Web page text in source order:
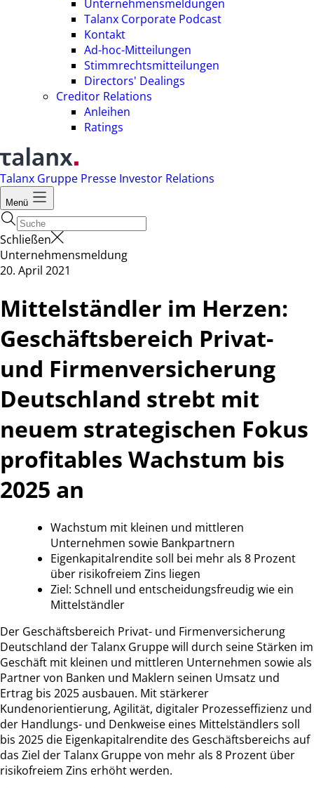
Unternehmensmeldungen
Talanx Corporate Podcast
Kontakt
Ad-hoc-Mitteilungen
Stimmrechtsmitteilungen
Directors' Dealings
Creditor Relations
Anleihen
Ratings
Talanx Gruppe Presse Investor Relations
Menü
Schließen
Unternehmensmeldung
20. April 2021
Mittelständler im Herzen:
Geschäftsbereich Privat-
und Firmenversicherung
Deutschland strebt mit
neuem strategischen Fokus
profitables Wachstum bis
2025 an
Wachstum mit kleinen und mittleren
Unternehmen sowie Bankpartnern
Eigenkapitalrendite soll bei mehr als 8 Prozent
über risikofreiem Zins liegen
Ziel: Schnell und entscheidungsfreudig wie ein
Mittelständler
Der Geschäftsbereich Privat- und Firmenversicherung
Deutschland der Talanx Gruppe will durch seine Stärken im
Geschäft mit kleinen und mittleren Unternehmen sowie als
Partner von Banken und Maklern seinen Umsatz und
Ertrag bis 2025 ausbauen. Mit stärkerer
Kundenorientierung, Agilität, digitaler Prozesseffizienz und
der Handlungs- und Denkweise eines Mittelständlers soll
bis 2025 die Eigenkapitalrendite des Geschäftsbereichs auf
das Ziel der Talanx Gruppe von mehr als 8 Prozent über
risikofreiem Zins erhöht werden.